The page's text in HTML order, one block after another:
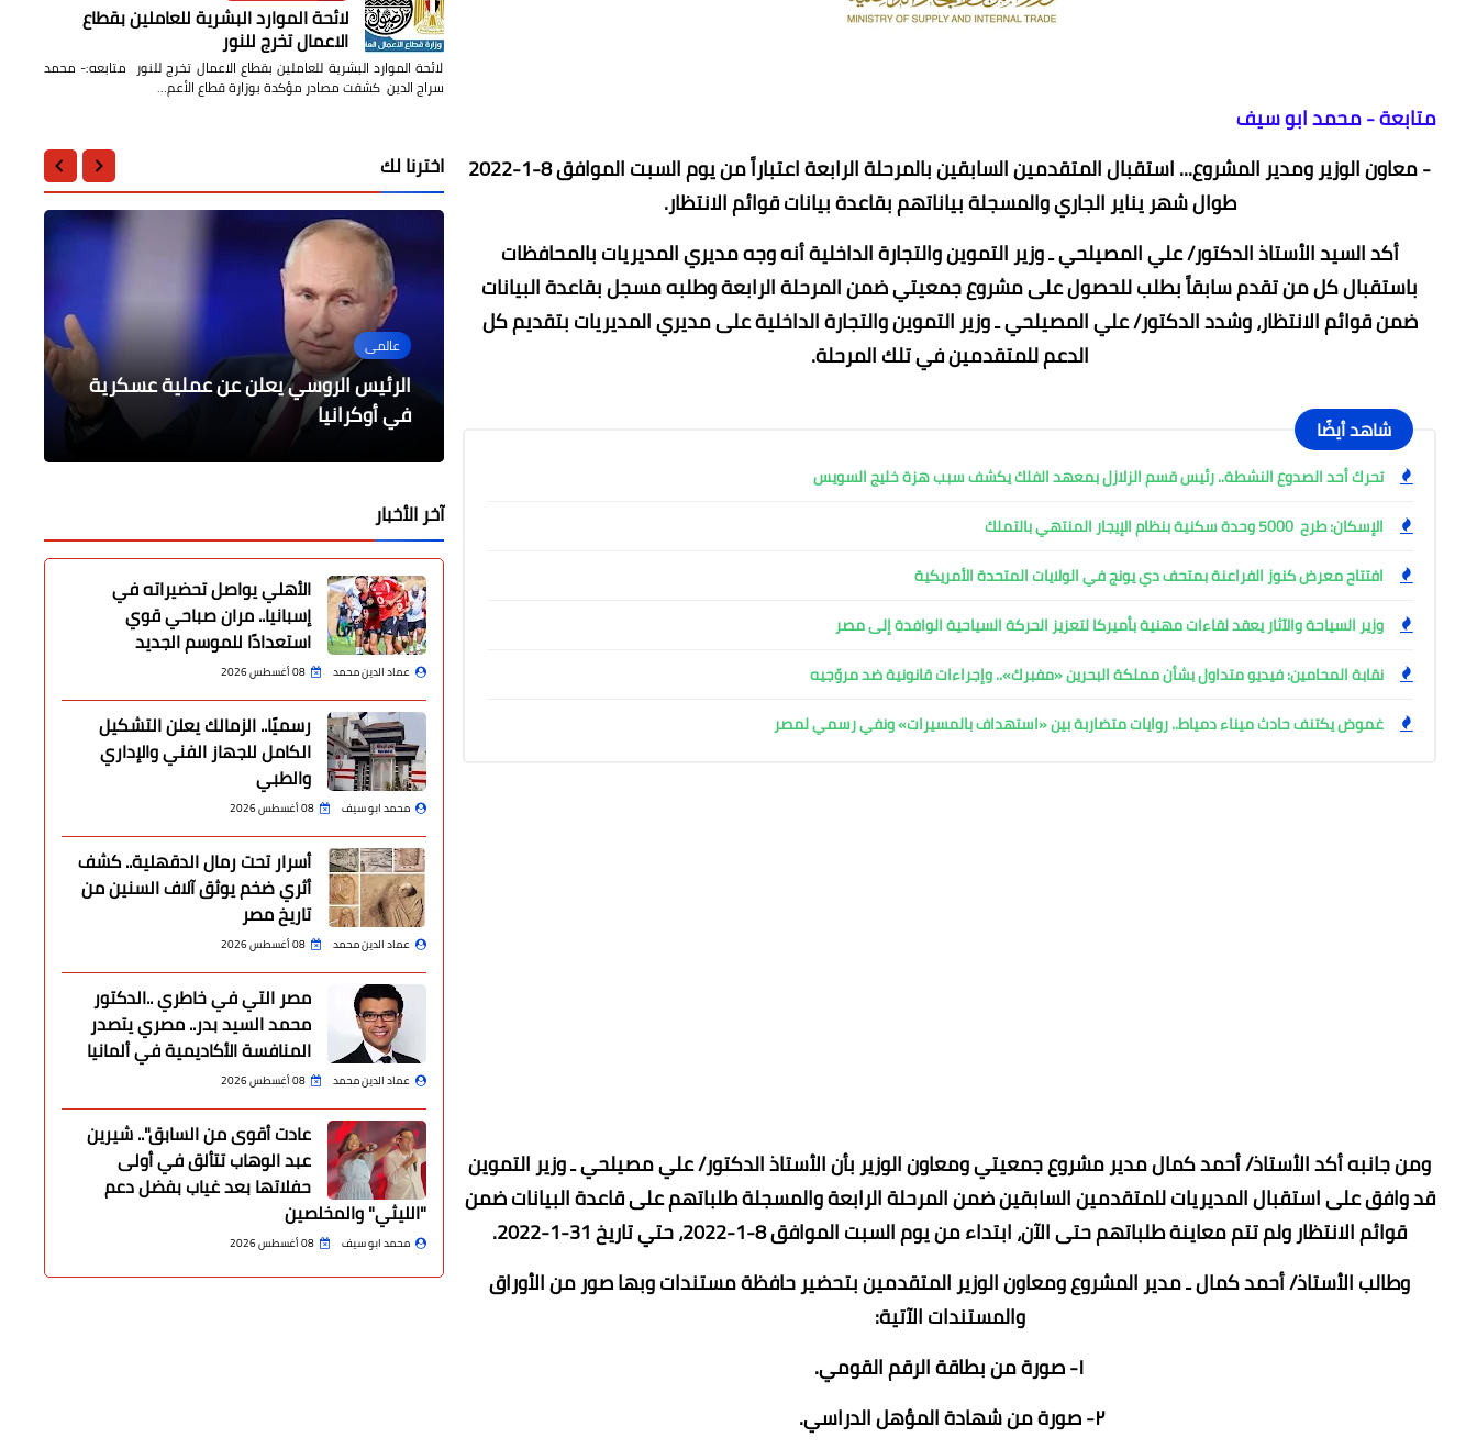
متابعة - محمد ابو سيف
- معاون الوزير ومدير المشروع... استقبال المتقدمين ‏السابقين بالمرحلة الرابعة اعتباراً من يوم السبت الموافق 8-1-2022
طوال شهر يناير الجاري والمسجلة بياناتهم بقاعدة بيانات قوائم الانتظار.
أكد السيد الأستاذ الدكتور/ علي المصيلحي ـ وزير التموين والتجارة ‏الداخلية أنه وجه مديري المديريات بالمحافظات
باستقبال كل من تقدم ‏سابقاً بطلب للحصول على مشروع جمعيتي ضمن المرحلة الرابعة وطلبه ‏مسجل بقاعدة البيانات
ضمن قوائم الانتظار، وشدد الدكتور/ علي المصيلحي ـ وزير ‏التموين والتجارة الداخلية على مديري المديريات بتقديم كل
الدعم ‏للمتقدمين في تلك المرحلة.
شاهد أيضًا
تحرك أحد الصدوع النشطة.. رئيس قسم الزلازل بمعهد الفلك يكشف سبب هزة خليج السويس
الإسكان: طرح 5000 وحدة سكنية بنظام الإيجار المنتهي بالتملك
افتتاح معرض كنوز الفراعنة بمتحف دي يونج في الولايات المتحدة الأمريكية
وزير السياحة والآثار يعقد لقاءات مهنية بأميركا لتعزيز الحركة السياحية الوافدة إلى مصر
نقابة المحامين: فيديو متداول بشأن مملكة البحرين «مفبرك».. وإجراءات قانونية ضد مروّجيه
غموض يكتنف حادث ميناء دمياط.. روايات متضاربة بين «استهداف بالمسيرات» ونفي رسمي لمصر
ومن جانبه أكد الأستاذ/ أحمد كمال مدير مشروع جمعيتي ومعاون ‏الوزير بأن الأستاذ الدكتور/ علي مصيلحي ـ وزير التموين
قد وافق ‏على استقبال المديريات للمتقدمين السابقين ضمن المرحلة الرابعة والمسجلة طلباتهم ‏على قاعدة البيانات ضمن
قوائم الانتظار ولم تتم معاينة طلباتهم حتى الآن، ابتداء من يوم السبت الموافق 8-1-2022، حتي تاريخ 31-1-2022.
وطالب الأستاذ/ ‏أحمد كمال ـ مدير المشروع ومعاون الوزير المتقدمين بتحضير حافظة مستندات وبها صور ‏من الأوراق
والمستندات الآتية:‏
١- صورة من بطاقة الرقم القومي.
٢- صورة من شهادة المؤهل الدراسي.
لائحة الموارد البشرية للعاملين بقطاع
الاعمال تخرج للنور
لائحة الموارد البشرية للعاملين بقطاع الاعمال تخرج للنور متابعه:- محمد
سراج الدين كشفت مصادر مؤكدة بوزارة قطاع الأعم…
اخترنا لك
عماد الدين محمد
24 فبراير 2022
عالمى
الرئيس الروسي يعلن عن عملية عسكرية
في أوكرانيا
عماد الدين محمد
24 فبراير 2022
أخبار مصر
رئيس الوزراء يناقشة التداعيات الاقتصادية
للأزمة الروسية الأوكرانية على مصر
عماد الدين محمد
24 فبراير 2022
عالمى
جوتيريش: العالم يواجه أخطر أزمة في
مجال الأمن والسلام
عماد الدين محمد
24 فبراير 2022
محافظات
الهجان يتفقد أعمال الرصف بشارع الخدمة
الاجتماعية بنها وشارع مستشفى
الخانكة
عماد الدين محمد
24 فبراير 2022
محافظات
الهجان يقود حملة مكبرة لإزالة التعديات
على الأراضي الزراعية بمدينة الخانكة
آخر الأخبار
الأهلي يواصل تحضيراته في
إسبانيا.. مران صباحي قوي
استعدادًا للموسم الجديد
عماد الدين محمد 08 أغسطس 2026
رسميًا.. الزمالك يعلن التشكيل
الكامل للجهاز الفني والإداري
والطبي
محمد ابو سيف 08 أغسطس 2026
أسرار تحت رمال الدقهلية.. كشف
أثري ضخم يوثق آلاف السنين من
تاريخ مصر
عماد الدين محمد 08 أغسطس 2026
مصر التي في خاطري ..الدكتور
محمد السيد بدر.. مصري يتصدر
المنافسة الأكاديمية في ألمانيا
عماد الدين محمد 08 أغسطس 2026
عادت أقوى من السابق".. شيرين
عبد الوهاب تتألق في أولى
حفلاتها بعد غياب بفضل دعم
"الليثي" والمخلصين
محمد ابو سيف 08 أغسطس 2026